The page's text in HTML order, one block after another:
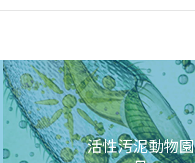
活性汚泥動物園